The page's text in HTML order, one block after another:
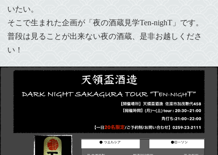
いたい。
そこで生まれた企画が「夜の酒蔵見学Ten-nighT」です。
普段は見ることが出来ない夜の酒蔵、是非お越しくださ
い！